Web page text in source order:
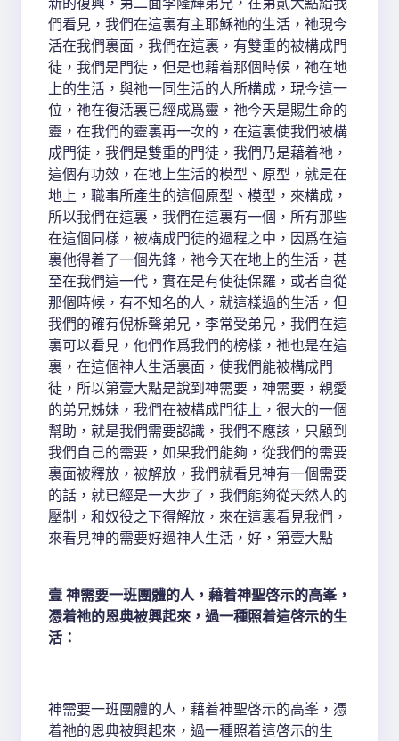
們看見，我們在這裏有主耶穌祂的生活，祂現今
活在我們裏面，我們在這裏，有雙重的被構成門
徒，我們是門徒，但是也藉着那個時候，祂在地
上的生活，與祂一同生活的人所構成，現今這一
位，祂在復活裏已經成爲靈，祂今天是賜生命的
靈，在我們的靈裏再一次的，在這裏使我們被構
成門徒，我們是雙重的門徒，我們乃是藉着祂，
這個有功效，在地上生活的模型、原型，就是在
地上，職事所產生的這個原型、模型，來構成，
所以我們在這裏，我們在這裏有一個，所有那些
在這個同樣，被構成門徒的過程之中，因爲在這
裏他得着了一個先鋒，祂今天在地上的生活，甚
至在我們這一代，實在是有使徒保羅，或者自從
那個時候，有不知名的人，就這樣過的生活，但
我們的確有倪柝聲弟兄，李常受弟兄，我們在這
裏可以看見，他們作爲我們的榜樣，祂也是在這
裏，在這個神人生活裏面，使我們能被構成門
徒，所以第壹大點是說到神需要，神需要，親愛
的弟兄姊妹，我們在被構成門徒上，很大的一個
幫助，就是我們需要認識，我們不應該，只顧到
我們自己的需要，如果我們能夠，從我們的需要
裏面被釋放，被解放，我們就看見神有一個需要
的話，就已經是一大步了，我們能夠從天然人的
壓制，和奴役之下得解放，來在這裏看見我們，
來看見神的需要好過神人生活，好，第壹大點
壹 神需要一班團體的人，藉着神聖啓示的高峯，
憑着祂的恩典被興起來，過一種照着這啓示的生
活：
神需要一班團體的人，藉着神聖啓示的高峯，憑
着祂的恩典被興起來，過一種照着這啓示的生